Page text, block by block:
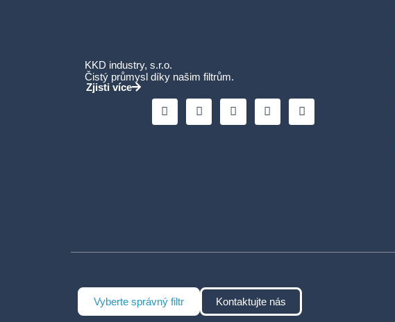
KKD industry, s.r.o.
Čistý průmysl díky našim filtrům.
Zjisti více
Vyberte správný filtr Kontaktujte nás